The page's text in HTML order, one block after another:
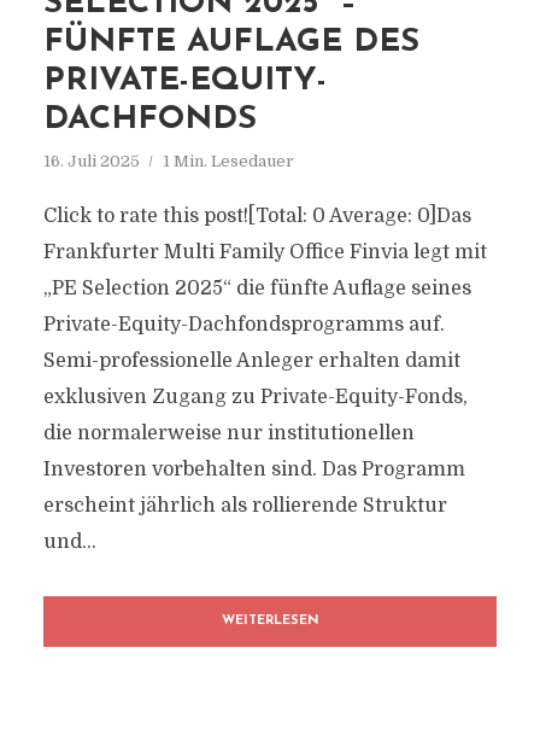
FÜNFTE AUFLAGE DES
PRIVATE-EQUITY-
DACHFONDS
16. Juli 2025 1 Min. Lesedauer
Click to rate this post![Total: 0 Average: 0]Das
Frankfurter Multi Family Office Finvia legt mit
„PE Selection 2025“ die fünfte Auflage seines
Private-Equity-Dachfondsprogramms auf.
Semi-professionelle Anleger erhalten damit
exklusiven Zugang zu Private-Equity-Fonds,
die normalerweise nur institutionellen
Investoren vorbehalten sind. Das Programm
erscheint jährlich als rollierende Struktur
und...
WEITERLESEN